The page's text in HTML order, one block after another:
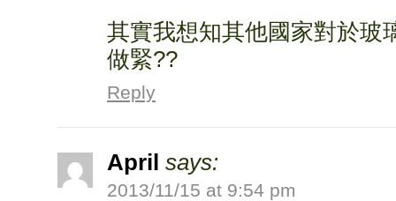
其實我想知其他國家對於玻
做緊??
Reply
April says:
2013/11/15 at 9:54 pm